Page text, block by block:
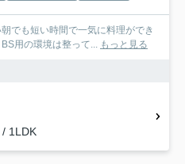
でも短い時間で一気に料理ができ
用の環境は整って... もっと見る
1LDK